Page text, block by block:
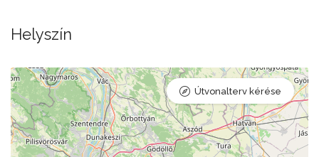
Helyszín
Útvonalterv kérése